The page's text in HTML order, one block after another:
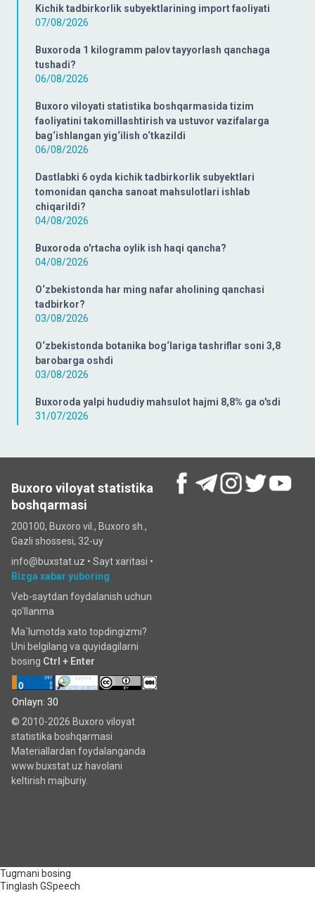
Kichik tadbirkorlik subyektlarining import faoliyati
07/08/2026
Buxoroda 1 kilogramm palov tayyorlash qanchaga
tushadi?
06/08/2026
Buxoro viloyati statistika boshqarmasida tizim
faoliyatini takomillashtirish va ustuvor vazifalarga
bag‘ishlangan yig‘ilish o‘tkazildi
06/08/2026
Dastlabki 6 oyda kichik tadbirkorlik subyektlari
tomonidan qancha sanoat mahsulotlari ishlab
chiqarildi?
04/08/2026
Buxoroda o'rtacha oylik ish haqi qancha?
04/08/2026
O‘zbekistonda har ming nafar aholining qanchasi
tadbirkor?
03/08/2026
O‘zbekistonda botanika bog‘lariga tashriflar soni 3,8
barobarga oshdi
03/08/2026
Buxoroda yalpi hududiy mahsulot hajmi 8,8% ga o'sdi
31/07/2026
Buxoro viloyat statistika
boshqarmasi
200100, Buxoro vil., Buxoro sh.,
Gazli shossesi, 32-uy
info@buxstat.uz • Sayt xaritasi •
Bizga xabar yuboring
Veb-saytdan foydalanish uchun
qo'llanma
Ma`lumotda xato topdingizmi?
Uni belgilang va quyidagilarni
bosing Ctrl + Enter
Onlayn: 30
© 2010-2026 Buxoro viloyat
statistika boshqarmasi
Materiallardan foydalanganda
www.buxstat.uz havolani
keltirish majburiy.
Tugmani bosing
Tinglash GSpeech